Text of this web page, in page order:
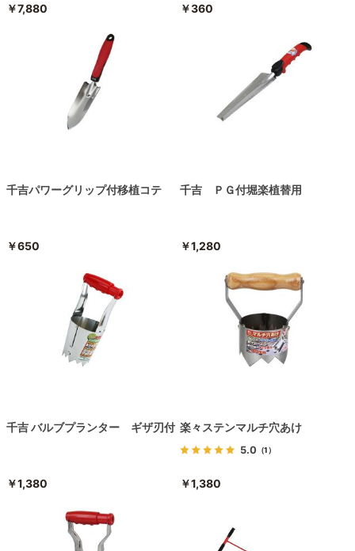
￥7,880 ￥360
千吉パワーグリップ付移植コテ
￥650
千吉 ＰＧ付堀楽植替用
￥1,280
千吉 バルブプランター ギザ刃付
￥1,380
楽々ステンマルチ穴あけ
5.0 （1）
￥1,380